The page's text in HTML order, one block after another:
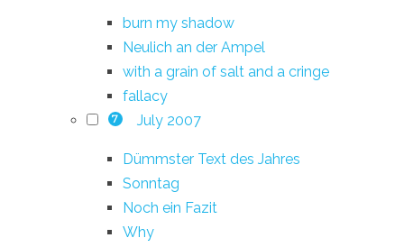
burn my shadow
Neulich an der Ampel
with a grain of salt and a cringe
fallacy
7 July 2007
Dümmster Text des Jahres
Sonntag
Noch ein Fazit
Why